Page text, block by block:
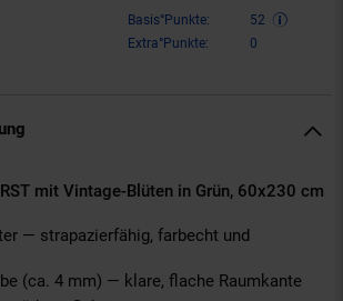
Basis°Punkte:
52
Extra°Punkte:
0
mit Vintage-Blüten in Grün, 60x230 cm
— strapazierfähig, farbecht und
(ca. 4 mm) — klare, flache Raumkante